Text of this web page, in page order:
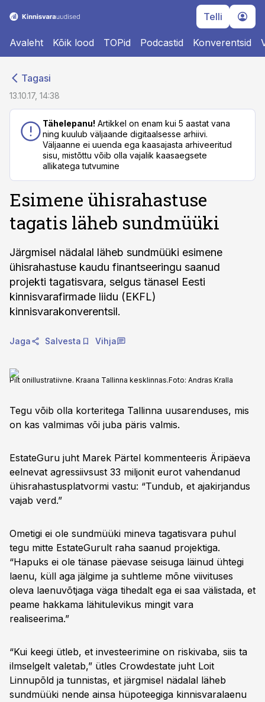
Telli
Avaleht Kõik lood TOPid Podcastid Konverentsid
Tagasi
13.10.17, 14:38
Tähelepanu! Artikkel on enam kui 5 aastat vana
ning kuulub väljaande digitaalsesse arhiivi.
Väljaanne ei uuenda ega kaasajasta arhiveeritud
sisu, mistõttu võib olla vajalik kaasaegsete
allikatega tutvumine
Esimene ühisrahastuse
tagatis läheb sundmüüki
Järgmisel nädalal läheb sundmüüki esimene
ühisrahastuse kaudu finantseeringu saanud
projekti tagatisvara, selgus tänasel Eesti
kinnisvarafirmade liidu (EKFL)
kinnisvarakonverentsil.
Jaga Salvesta Vihja
Pilt onillustratiivne. Kraana Tallinna kesklinnas.Foto: Andras Kralla
Tegu võib olla korteritega Tallinna uusarenduses, mis
on kas valmimas või juba päris valmis.
EstateGuru juht Marek Pärtel kommenteeris Äripäeva
eelnevat agressiivsust 33 miljonit eurot vahendanud
ühisrahastusplatvormi vastu: “Tundub, et ajakirjandus
vajab verd.”
Ometigi ei ole sundmüüki mineva tagatisvara puhul
tegu mitte EstateGurult raha saanud projektiga.
“Hapuks ei ole tänase päevase seisuga läinud ühtegi
laenu, küll aga jälgime ja suhtleme mõne viivituses
oleva laenuvõtjaga väga tihedalt ega ei saa välistada, et
peame hakkama lähitulevikus mingit vara
realiseerima.”
“Kui keegi ütleb, et investeerimine on riskivaba, siis ta
ilmselgelt valetab,” ütles Crowdestate juht Loit
Linnupõld ja tunnistas, et järgmisel nädalal läheb
sundmüüki nende ainsa hüpoteegiga kinnisvaralaenu